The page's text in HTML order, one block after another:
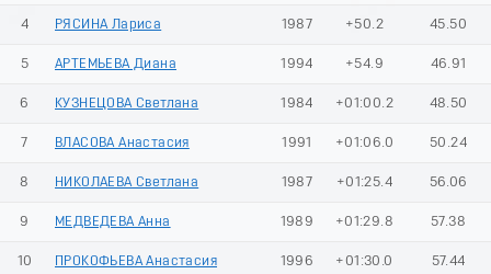
4 РЯСИНА Лариса 1987 +50.2 45.50
5 АРТЕМЬЕВА Диана 1994 +54.9 46.91
6 КУЗНЕЦОВА Светлана 1984 +01:00.2 48.50
7 ВЛАСОВА Анастасия 1991 +01:06.0 50.24
8 НИКОЛАЕВА Светлана 1987 +01:25.4 56.06
9 МЕДВЕДЕВА Анна 1989 +01:29.8 57.38
10 ПРОКОФЬЕВА Анастасия 1996 +01:30.0 57.44